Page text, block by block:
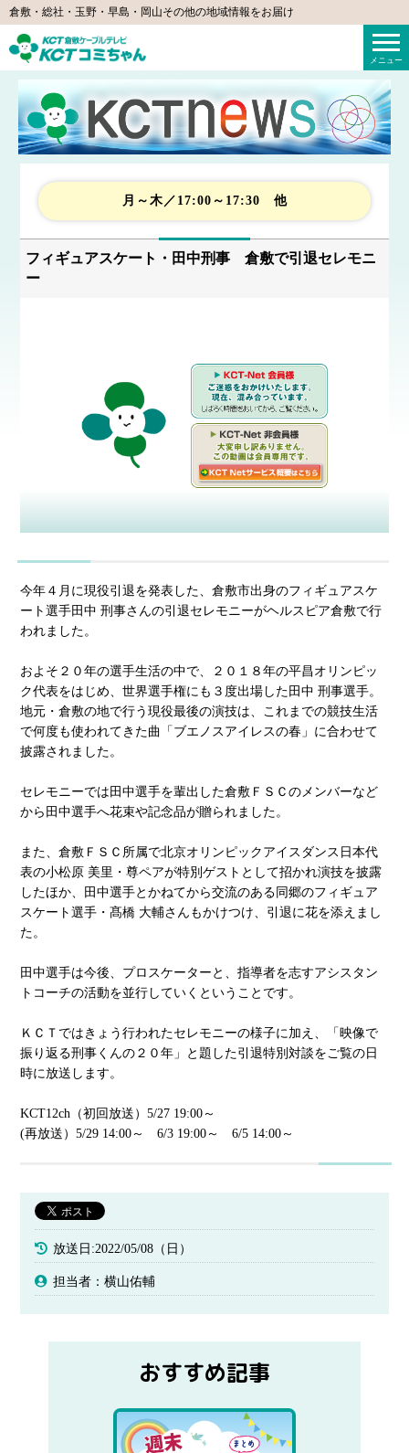
倉敷・総社・玉野・早島・岡山その他の地域情報をお届け
KCTコミちゃん（倉敷ケーブルテレビ）
メニュー
月～木／17:00～17:30 他
フィギュアスケート・田中刑事 倉敷で引退セレモニ
ー
今年４月に現役引退を発表した、倉敷市出身のフィギュアスケ
ート選手田中 刑事さんの引退セレモニーがヘルスピア倉敷で行
われました。
およそ２０年の選手生活の中で、２０１８年の平昌オリンピッ
ク代表をはじめ、世界選手権にも３度出場した田中 刑事選手。
地元・倉敷の地で行う現役最後の演技は、これまでの競技生活
で何度も使われてきた曲「ブエノスアイレスの春」に合わせて
披露されました。
セレモニーでは田中選手を輩出した倉敷ＦＳＣのメンバーなど
から田中選手へ花束や記念品が贈られました。
また、倉敷ＦＳＣ所属で北京オリンピックアイスダンス日本代
表の小松原 美里・尊ペアが特別ゲストとして招かれ演技を披露
したほか、田中選手とかねてから交流のある同郷のフィギュア
スケート選手・髙橋 大輔さんもかけつけ、引退に花を添えまし
た。
田中選手は今後、プロスケーターと、指導者を志すアシスタン
トコーチの活動を並行していくということです。
ＫＣＴではきょう行われたセレモニーの様子に加え、「映像で
振り返る刑事くんの２０年」と題した引退特別対談をご覧の日
時に放送します。
KCT12ch（初回放送）5/27 19:00～
(再放送）5/29 14:00～ 6/3 19:00～ 6/5 14:00～
放送日:2022/05/08（日）
担当者：横山佑輔
おすすめ記事